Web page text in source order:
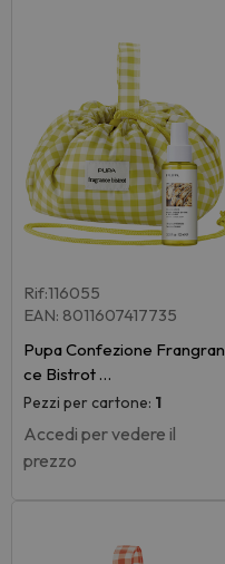
Rif:116055
EAN: 8011607417735
Pupa Confezione Frangran
ce Bistrot …
Pezzi per cartone: 1
Accedi per vedere il
prezzo